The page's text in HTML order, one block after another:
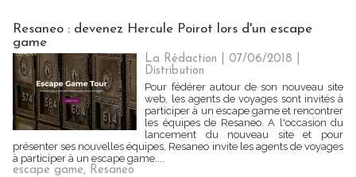
Resaneo : devenez Hercule Poirot lors d'un escape
game
La Rédaction | 07/06/2018
Distribution
Pour fédérer autour de son nouveau site
web, les agents de voyages sont invités à
participer à un escape game et rencontrer
les équipes de Resaneo. A l'occasion du
lancement du nouveau site et pour
présenter ses nouvelles équipes, Resaneo invite les agents de voyages
à participer à un escape game....
escape game, Resaneo